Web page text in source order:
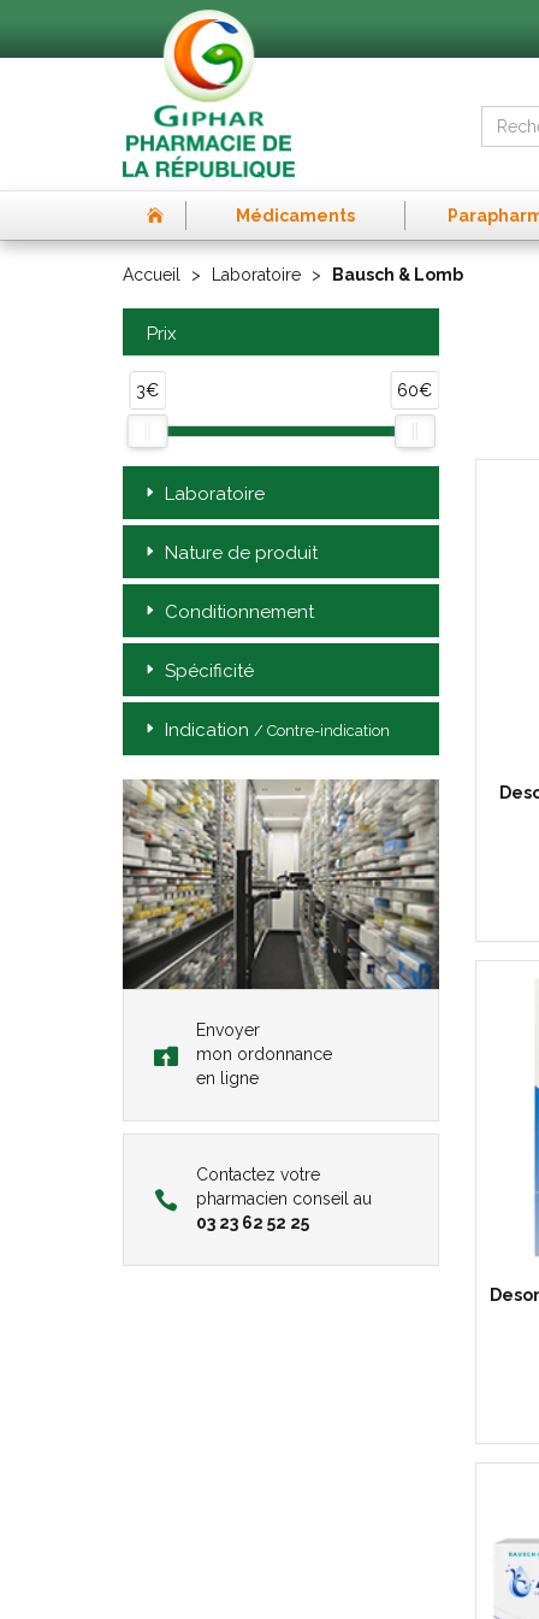
Médicaments
Accueil Laboratoire Bausch & Lomb
Prix
3€ 60€
Laboratoire
Nature de produit
Conditionnement
Spécificité
Indication / Contre-indication
Envoyer
mon ordonnance
en ligne
Contactez votre
pharmacien conseil au
03 23 62 52 25